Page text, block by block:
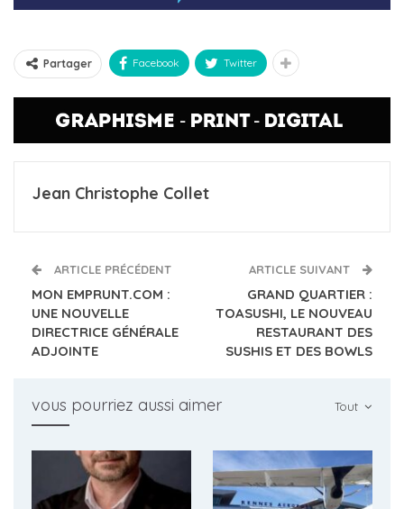
Partager Facebook Twitter
Jean Christophe Collet
ARTICLE PRÉCÉDENT
MON EMPRUNT.COM :
UNE NOUVELLE
DIRECTRICE GÉNÉRALE
ADJOINTE
ARTICLE SUIVANT
GRAND QUARTIER :
TOASUSHI, LE NOUVEAU
RESTAURANT DES
SUSHIS ET DES BOWLS
Tout
vous pourriez aussi aimer